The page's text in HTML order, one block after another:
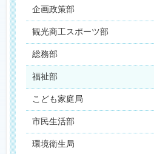
企画政策部
観光商工スポーツ部
総務部
福祉部
こども家庭局
市民生活部
環境衛生局